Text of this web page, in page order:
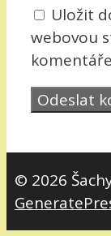
Uložit
webovou
© 2026